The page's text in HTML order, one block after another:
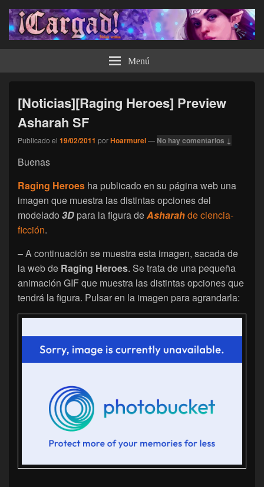
¡Cargad! Menú
[Noticias][Raging Heroes] Preview
Asharah SF
Publicado el 19/02/2011 porHoarmurel— No hay comentarios ↓
Buenas
Raging Heroes ha publicado en su página web una
imagen que muestra las distintas opciones del
modelado 3D para la figura deAsharahde ciencia-
ficción.
– A continuación se muestra esta imagen, sacada de
la web de Raging Heroes. Se trata de una pequeña
animación GIF que muestra las distintas opciones que
tendrá la figura. Pulsar en la imagen para agrandarla: